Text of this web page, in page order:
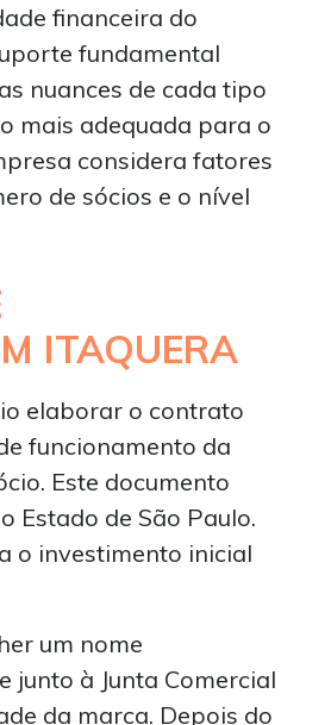
financeira do
fundamental
nuances de cada tipo
mais adequada para o
considera fatores
de sócios e o nível
ITAQUERA
elaborar o contrato
funcionamento da
Este documento
Estado de São Paulo.
o investimento inicial
um nome
junto à Junta Comercial
da marca. Depois do